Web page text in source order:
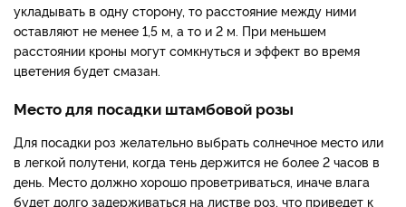
укладывать в одну сторону, то расстояние между ними
оставляют не менее 1,5 м, а то и 2 м. При меньшем
расстоянии кроны могут сомкнуться и эффект во время
цветения будет смазан.
Место для посадки штамбовой розы
Для посадки роз желательно выбрать солнечное место или
в легкой полутени, когда тень держится не более 2 часов в
день. Место должно хорошо проветриваться, иначе влага
будет долго задерживаться на листве роз, что приведет к